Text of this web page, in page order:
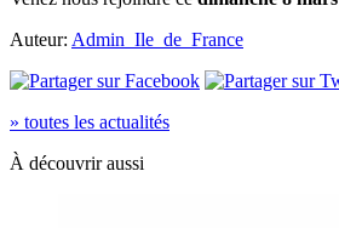
Auteur: Admin_Ile_de_France
» toutes les actualités
À découvrir aussi